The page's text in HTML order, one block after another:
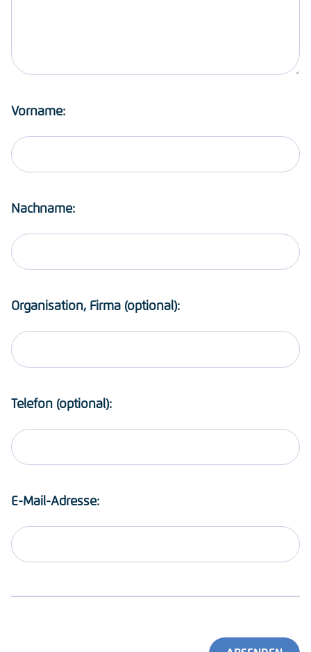
Vorname:
Nachname:
Organisation, Firma (optional):
Telefon (optional):
E-Mail-Adresse: